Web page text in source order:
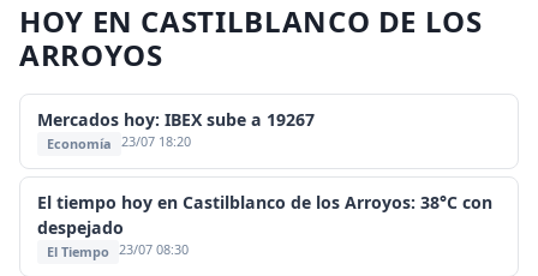
HOY EN CASTILBLANCO DE LOS
ARROYOS
Mercados hoy: IBEX sube a 19267
Economía 23/07 18:20
El tiempo hoy en Castilblanco de los Arroyos: 38°C con
despejado
El Tiempo 23/07 08:30